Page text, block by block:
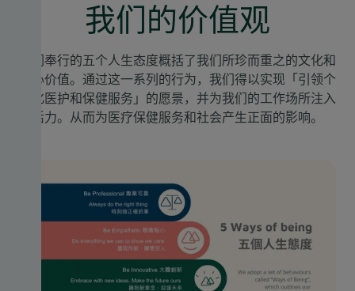
我们的价值观
我们奉行的五个人生态度概括了我们所珍而重之的文化和
核心价值。通过这一系列的行为，我们得以实现「引领个
人化医护和保健服务」的愿景，并为我们的工作场所注入
活力。从而为医疗保健服务和社会产生正面的影响。